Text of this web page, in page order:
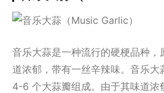
音乐大蒜是一种流行的硬梗品种，
道浓郁，带有一丝辛辣味。音乐大
4-6 个大蒜瓣组成。由于其味道浓